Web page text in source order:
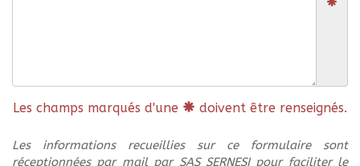
Les champs marqués d'une doivent être renseignés.
Les informations recueillies sur ce formulaire sont
réceptionnées par mail par SAS SERNESI pour faciliter le